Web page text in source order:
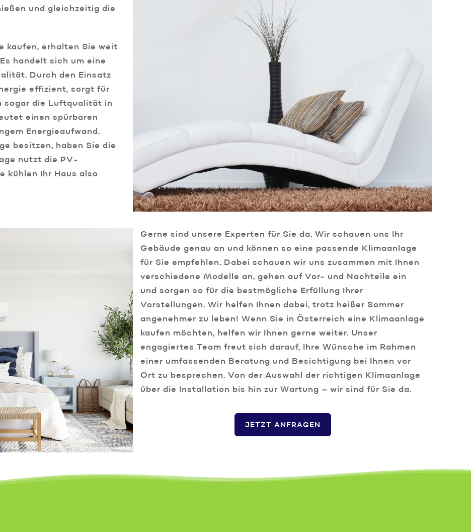
und gleichzeitig die
kaufen, erhalten Sie weit
handelt sich um eine
Durch den Einsatz
effizient, sorgt für
sogar die Luftqualität in
einen spürbaren
Energieaufwand.
besitzen, haben Sie die
nutzt die PV-
kühlen Ihr Haus also
Gerne sind unsere Experten für Sie da. Wir schauen uns Ihr
Gebäude genau an und können so eine passende Klimaanlage
für Sie empfehlen. Dabei schauen wir uns zusammen mit Ihnen
verschiedene Modelle an, gehen auf Vor- und Nachteile ein
und sorgen so für die bestmögliche Erfüllung Ihrer
Vorstellungen. Wir helfen Ihnen dabei, trotz heißer Sommer
angenehmer zu leben! Wenn Sie in Österreich eine Klimaanlage
kaufen möchten, helfen wir Ihnen gerne weiter. Unser
engagiertes Team freut sich darauf, Ihre Wünsche im Rahmen
einer umfassenden Beratung und Besichtigung bei Ihnen vor
Ort zu besprechen. Von der Auswahl der richtigen Klimaanlage
über die Installation bis hin zur Wartung – wir sind für Sie da.
JETZT ANFRAGEN